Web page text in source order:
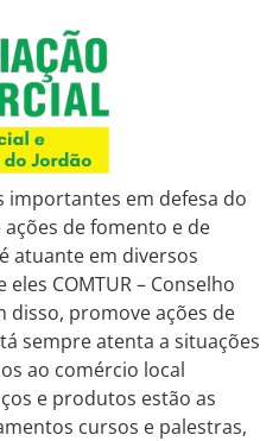
importantes em defesa do
de fomento e de
atuante em diversos
COMTUR – Conselho
disso, promove ações de
sempre atenta a situações
ao comércio local
e produtos estão as
cursos e palestras,